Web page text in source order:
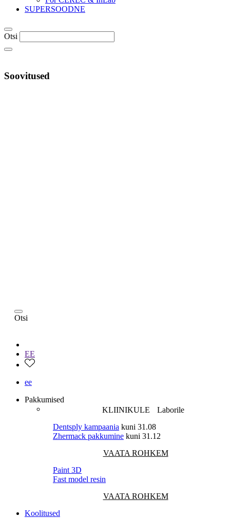
SUPERSOODNE
Otsi
Soovitused
Otsi
EE
ee
Pakkumised
KLIINIKULE
Laborile
Dentsply kampaania kuni 31.08
Zhermack pakkumine kuni 31.12
VAATA ROHKEM
Paint 3D
Fast model resin
VAATA ROHKEM
Koolitused